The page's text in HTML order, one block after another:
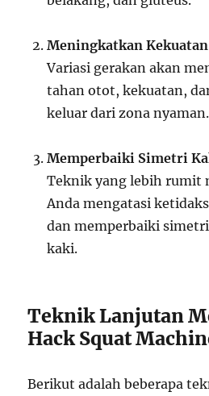
Meningkatkan Kekuatan
Variasi gerakan akan
tahan otot, kekuatan,
keluar dari zona nyaman.
Memperbaiki Simetri
Teknik yang lebih rumit
Anda mengatasi
dan memperbaiki
kaki.
Teknik Lanjutan
Hack Squat
Berikut adalah beberapa